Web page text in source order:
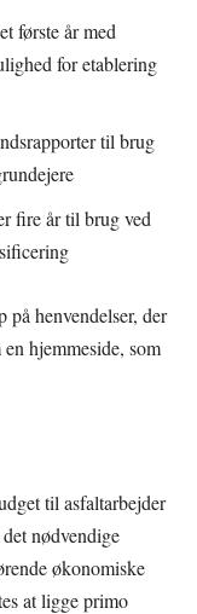
første år med
for etablering
til brug
fire år til brug ved
henvendelser, der
hjemmeside, som
til asfaltarbejder
nødvendige
økonomiske
at ligge primo